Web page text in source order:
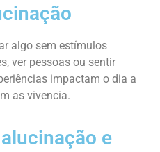
algo sem estímulos
ver pessoas ou sentir
impactam o dia a
as vivencia.
e